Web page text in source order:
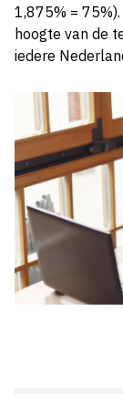
1,875% =
hoogte van de
iedere